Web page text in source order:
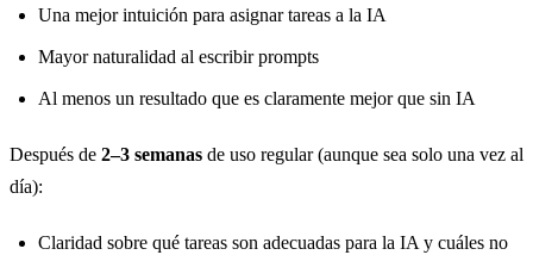
Una mejor intuición para asignar tareas a la IA
Mayor naturalidad al escribir prompts
Al menos un resultado que es claramente mejor que sin IA
Después de 2–3 semanas de uso regular (aunque sea solo una vez al
día):
Claridad sobre qué tareas son adecuadas para la IA y cuáles no